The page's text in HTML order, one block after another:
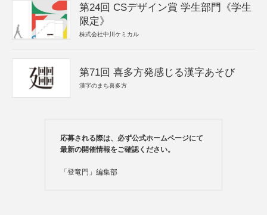
第24回 CSデザイン賞 学生部門《学生
限定》
株式会社中川ケミカル
第71回 喜多方発感じる漢字あそび
漢字のまち喜多方
応募される際は、必ず公式ホームページにて
最新の開催情報をご確認ください。
「登竜門」編集部